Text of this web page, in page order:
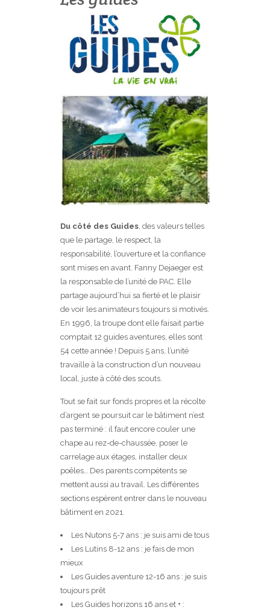
Du côté des Guides, des valeurs telles
que le partage, le respect, la
responsabilité, l’ouverture et la confiance
sont mises en avant. Fanny Dejaeger est
la responsable de l’unité de PAC. Elle
partage aujourd’hui sa fierté et le plaisir
de voir les animateurs toujours si motivés.
En 1996, la troupe dont elle faisait partie
comptait 12 guides aventures, elles sont
54 cette année ! Depuis 5 ans, l’unité
travaille à la construction d’un nouveau
local, juste à côté des scouts.
Tout se fait sur fonds propres et la récolte
d’argent se poursuit car le bâtiment n’est
pas terminé : il faut encore couler une
chape au rez-de-chaussée, poser le
carrelage aux étages, installer deux
poêles… Des parents compétents se
mettent aussi au travail. Les différentes
sections espèrent entrer dans le nouveau
bâtiment en 2021.
Les Nutons 5-7 ans : je suis ami de tous
Les Lutins 8-12 ans : je fais de mon
mieux
Les Guides aventure 12-16 ans : je suis
toujours prêt
Les Guides horizons 16 ans et + :